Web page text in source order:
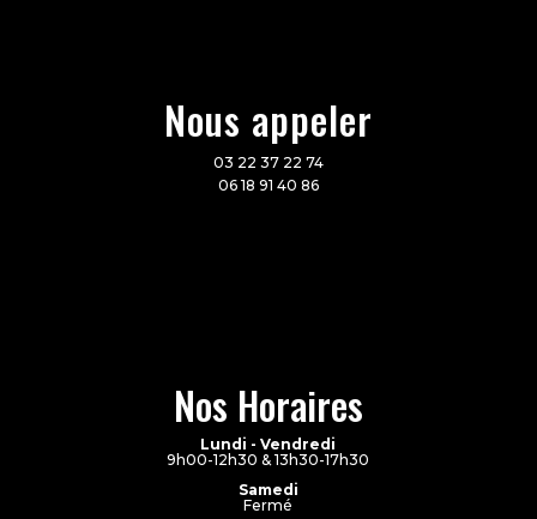
Nous appeler
03 22 37 22 74
06 18 91 40 86
Nos Horaires
Lundi - Vendredi
9h00-12h30 & 13h30-17h30
Samedi
Fermé